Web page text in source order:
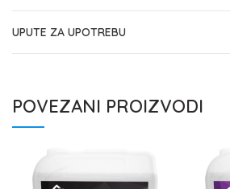
UPUTE ZA UPOTREBU
POVEZANI PROIZVODI